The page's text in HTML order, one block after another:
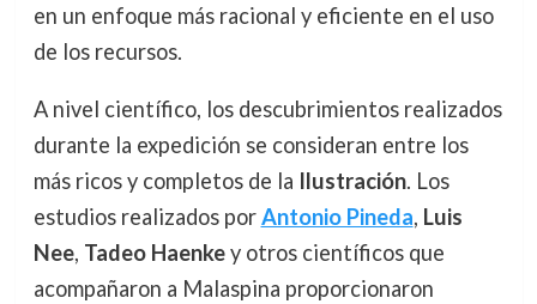
en un enfoque más racional y eficiente en el uso
de los recursos.
A nivel científico, los descubrimientos realizados
durante la expedición se consideran entre los
más ricos y completos de la Ilustración. Los
estudios realizados porAntonio Pineda, Luis
Nee, Tadeo Haenkey otros científicos que
acompañaron a Malaspina proporcionaron